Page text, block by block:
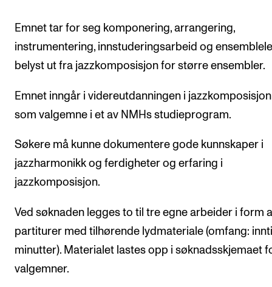
Læringsressurser
Utveksling og reiser
Velferd og helse
Mangfold og likestilling
AKTUELT
Arrangementer
Nyheter for studenter
Etter noter nyhetsbrev
Emnet tar for seg komponering, arrangering,
instrumentering, innstuderingsarbeid og
belyst ut fra jazzkomposisjon for større ensembler.
Emnet inngår i videreutdanningen i
som valgemne i et av NMHs studieprogram.
Søkere må kunne dokumentere gode kunnskaper i
jazzharmonikk og ferdigheter og erfaring i
jazzkomposisjon.
Ved søknaden legges to til tre egne arbeider i form
partiturer med tilhørende lydmateriale (omfang:
minutter). Materialet lastes opp i søknadsskjemaet
valgemner.